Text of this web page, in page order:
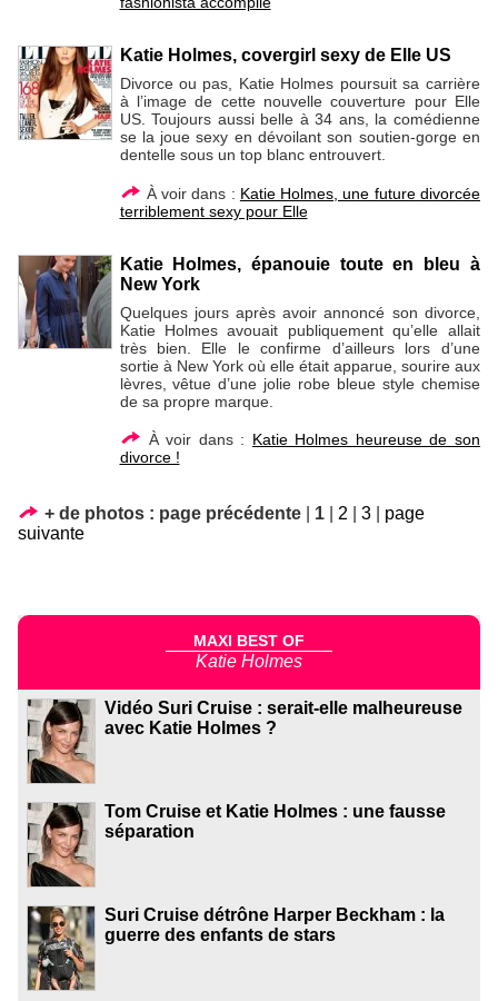
Katie Holmes, covergirl sexy de Elle US
Divorce ou pas, Katie Holmes poursuit sa carrière
à l’image de cette nouvelle couverture pour Elle
US. Toujours aussi belle à 34 ans, la comédienne
se la joue sexy en dévoilant son soutien-gorge en
dentelle sous un top blanc entrouvert.
À voir dans : Katie Holmes, une future divorcée
terriblement sexy pour Elle
Katie Holmes, épanouie toute en bleu à
New York
Quelques jours après avoir annoncé son divorce,
Katie Holmes avouait publiquement qu’elle allait
très bien. Elle le confirme d’ailleurs lors d’une
sortie à New York où elle était apparue, sourire aux
lèvres, vêtue d’une jolie robe bleue style chemise
de sa propre marque.
À voir dans : Katie Holmes heureuse de son
divorce !
+ de photos : page précédente 1 2 3
page
suivante
MAXI BEST OF
Katie Holmes
Vidéo Suri Cruise : serait-elle malheureuse
avec Katie Holmes ?
Tom Cruise et Katie Holmes : une fausse
séparation
Suri Cruise détrône Harper Beckham : la
guerre des enfants de stars